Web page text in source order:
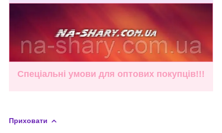
Спеціальні умови для оптових покупців!!!
Приховати